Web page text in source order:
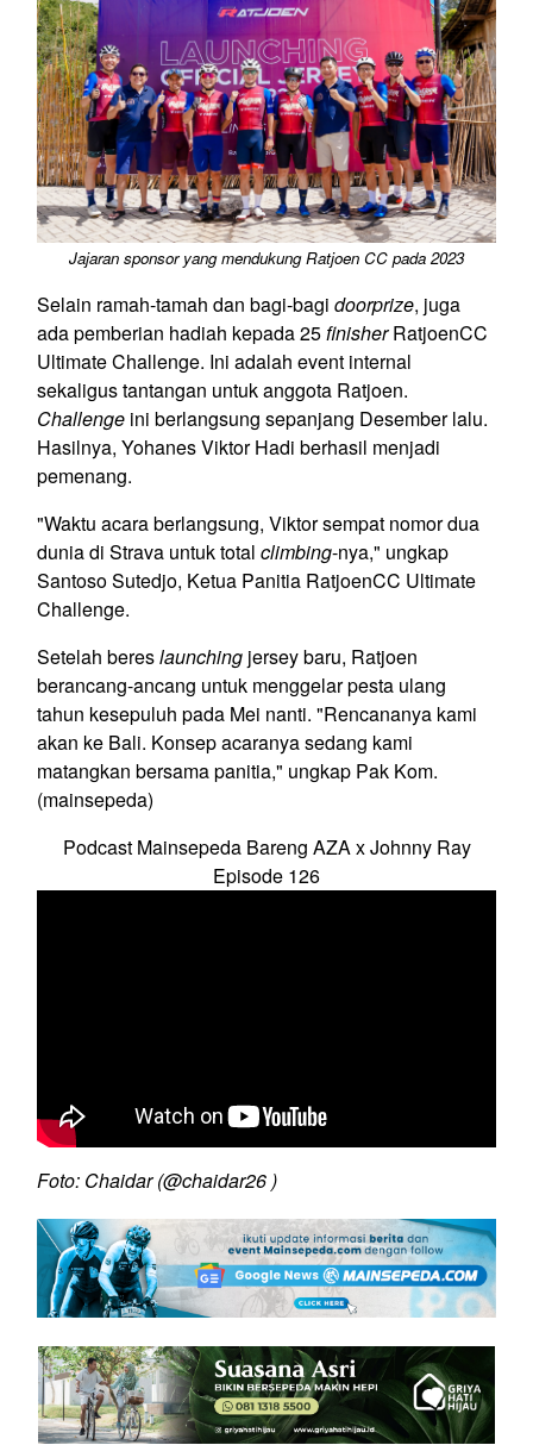
Jajaran sponsor yang mendukung Ratjoen CC pada 2023
Selain ramah-tamah dan bagi-bagi doorprize, juga
ada pemberian hadiah kepada 25finisherRatjoenCC
Ultimate Challenge. Ini adalah event internal
sekaligus tantangan untuk anggota Ratjoen.
Challenge ini berlangsung sepanjang Desember lalu.
Hasilnya, Yohanes Viktor Hadi berhasil menjadi
pemenang.
"Waktu acara berlangsung, Viktor sempat nomor dua
dunia di Strava untuk total climbing-nya," ungkap
Santoso Sutedjo, Ketua Panitia RatjoenCC Ultimate
Challenge.
Setelah bereslaunching jersey baru, Ratjoen
berancang-ancang untuk menggelar pesta ulang
tahun kesepuluh pada Mei nanti. "Rencananya kami
akan ke Bali. Konsep acaranya sedang kami
matangkan bersama panitia," ungkap Pak Kom.
(mainsepeda)
Podcast Mainsepeda Bareng AZA x Johnny Ray
Episode 126
Foto: Chaidar (@chaidar26 )